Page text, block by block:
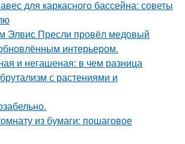
для каркасного бассейна: советы
Элвис Пресли провёл медовый
интерьером.
и негашеная: в чем разница
с растениями и
из бумаги: пошаговое